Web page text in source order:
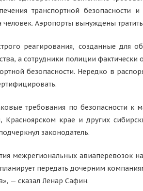
транспортной
человек. Аэропорты вынуждены
реагирования, созданные для
а сотрудники полиции
безопасности. Нередко в
требования по безопасности к
Красноярском крае и других
законодатель.
межрегиональных авиаперевозок
передать дочерним
— сказал Ленар Сафин.